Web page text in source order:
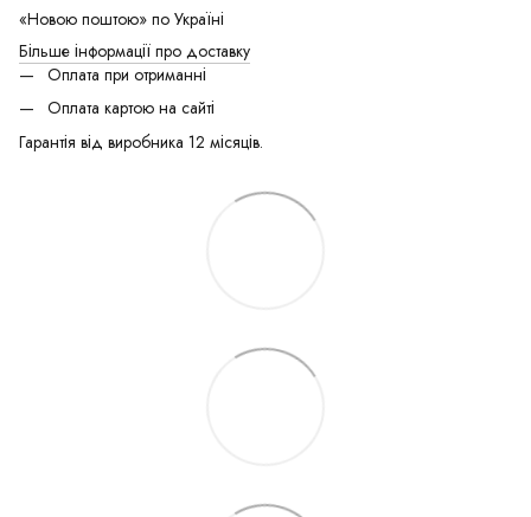
«Новою поштою» по Україні
Більше інформації про доставку
Оплата при отриманні
Оплата картою на сайті
Гарантія від виробника 12 місяців.